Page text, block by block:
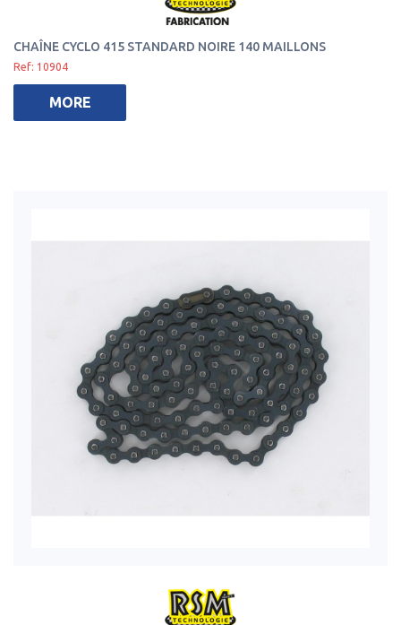
CHAÎNE CYCLO 415 STANDARD NOIRE 140 MAILLONS
Ref: 10904
MORE